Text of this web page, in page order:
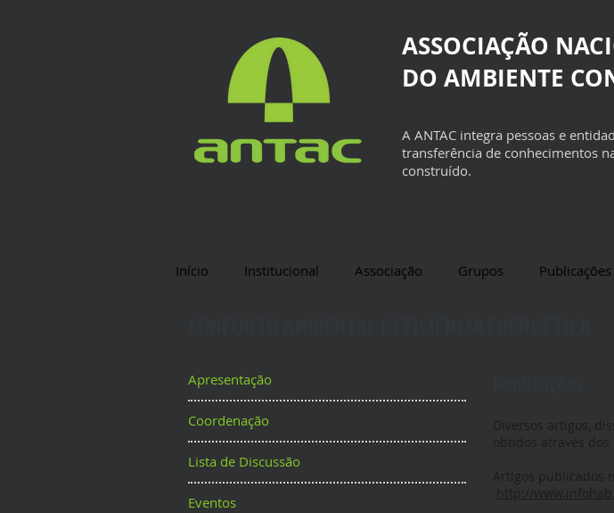
ASSOCIAÇÃO
DO AMBIENTE
A ANTAC integra pessoas e
transferência de conhecimentos
construído.
Início Institucional Associação Grupos Publicações
Apresentação
Coordenação
Lista de Discussão
Eventos
Diversos artigos,
obtidos através dos
Artigos publicados
http://